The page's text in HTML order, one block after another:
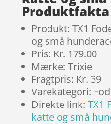
Produktfakta
Produkt: TX1
og små
Pris: Kr. 179.00
Mærke: Trixie
Fragtpris: Kr. 39
Varekategori:
Direkte link: TX1
katte og små